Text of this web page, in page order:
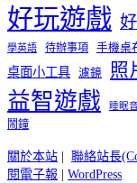
好玩遊戲
學英語 待辦事項 手機桌
桌面小工具 濾鏡 照
益智遊戲 睡眠
鬧鐘
關於本站 聯絡站長
閱電子報
WordPress